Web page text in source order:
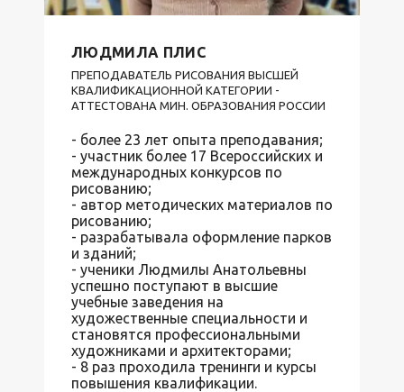
ЛЮДМИЛА ПЛИС
ПРЕПОДАВАТЕЛЬ РИСОВАНИЯ ВЫСШЕЙ
КВАЛИФИКАЦИОННОЙ КАТЕГОРИИ -
АТТЕСТОВАНА МИН. ОБРАЗОВАНИЯ РОССИИ
- более 23 лет опыта преподавания;
- участник более 17 Всероссийских и
международных конкурсов по
рисованию;
- автор методических материалов по
рисованию;
- разрабатывала оформление парков
и зданий;
- ученики Людмилы Анатольевны
успешно поступают в высшие
учебные заведения на
художественные специальности и
становятся профессиональными
художниками и архитекторами;
- 8 раз проходила тренинги и курсы
повышения квалификации.